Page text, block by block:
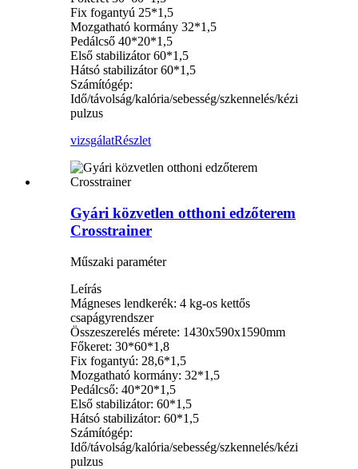
Fix fogantyú 25*1,5
Mozgatható kormány 32*1,5
Pedálcső 40*20*1,5
Első stabilizátor 60*1,5
Hátsó stabilizátor 60*1,5
Számítógép:
Idő/távolság/kalória/sebesség/szkennelés/kézi
pulzus
vizsgálatRészlet
Gyári közvetlen otthoni edzőterem
Crosstrainer
Műszaki paraméter
Leírás
Mágneses lendkerék: 4 kg-os kettős
csapágyrendszer
Összeszerelés mérete: 1430x590x1590mm
Főkeret: 30*60*1,8
Fix fogantyú: 28,6*1,5
Mozgatható kormány: 32*1,5
Pedálcső: 40*20*1,5
Első stabilizátor: 60*1,5
Hátsó stabilizátor: 60*1,5
Számítógép:
Idő/távolság/kalória/sebesség/szkennelés/kézi
pulzus